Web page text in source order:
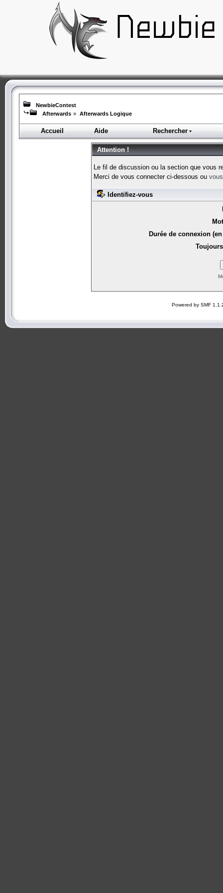
NewbieContest
Afterwards » Afterwards Logique
Accueil Aide Rechercher
Attention !
Le fil de discussion ou la section que vous
Merci de vous connecter ci-dessous ou
Identifiez-vous
Durée de connexion
Powered by SMF